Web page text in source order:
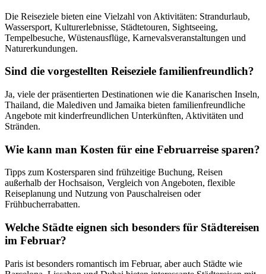
Die Reiseziele bieten eine Vielzahl von Aktivitäten: Strandurlaub,
Wassersport, Kulturerlebnisse, Städtetouren, Sightseeing,
Tempelbesuche, Wüstenausflüge, Karnevalsveranstaltungen und
Naturerkundungen.
Sind die vorgestellten Reiseziele familienfreundlich?
Ja, viele der präsentierten Destinationen wie die Kanarischen Inseln,
Thailand, die Malediven und Jamaika bieten familienfreundliche
Angebote mit kinderfreundlichen Unterkünften, Aktivitäten und
Stränden.
Wie kann man Kosten für eine Februarreise sparen?
Tipps zum Kostersparen sind frühzeitige Buchung, Reisen
außerhalb der Hochsaison, Vergleich von Angeboten, flexible
Reiseplanung und Nutzung von Pauschalreisen oder
Frühbucherrabatten.
Welche Städte eignen sich besonders für Städtereisen
im Februar?
Paris ist besonders romantisch im Februar, aber auch Städte wie